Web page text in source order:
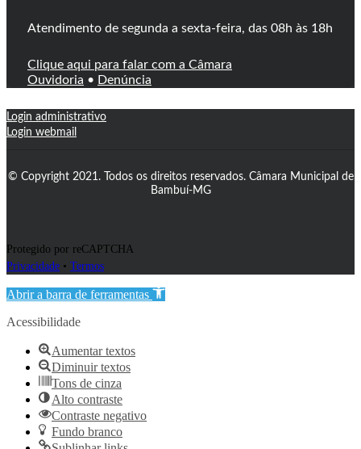
Atendimento de segunda a sexta-feira, das 08h às 18h
Clique aqui para falar com a Câmara
Ouvidoria • Denúncia
Login administrativo
Login webmail
© Copyright 2021. Todos os direitos reservados. Câmara Municipal de
Bambuí-MG
Protegido por reCAPTCHA
Privacidade • Termos
Abrir a barra de ferramentas
Acessibilidade
Aumentar textos
Diminuir textos
Tons de cinza
Alto contraste
Contraste negativo
Fundo branco